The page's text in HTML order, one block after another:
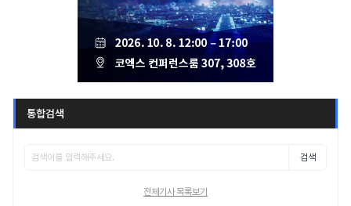
통합검색
검색
전체기사 목록보기